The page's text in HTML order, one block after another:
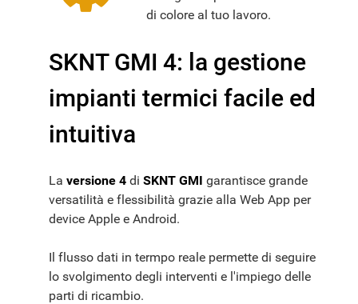
di colore al tuo lavoro.
SKNT GMI 4: la gestione
impianti termici facile ed
intuitiva
La versione 4 di SKNT GMI garantisce grande
versatilità e flessibilità grazie alla Web App per
device Apple e Android.
Il flusso dati in termpo reale permette di seguire
lo svolgimento degli interventi e l'impiego delle
parti di ricambio.